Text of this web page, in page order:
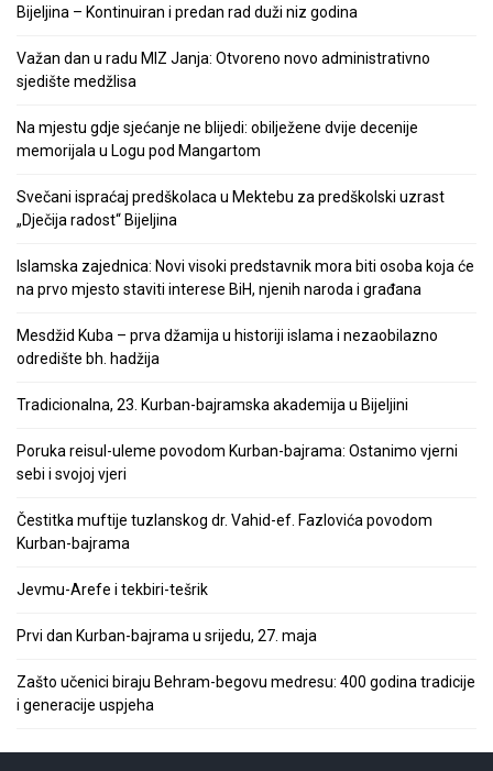
Bijeljina – Kontinuiran i predan rad duži niz godina
Važan dan u radu MIZ Janja: Otvoreno novo administrativno
sjedište medžlisa
Na mjestu gdje sjećanje ne blijedi: obilježene dvije decenije
memorijala u Logu pod Mangartom
Svečani ispraćaj predškolaca u Mektebu za predškolski uzrast
„Dječija radost“ Bijeljina
Islamska zajednica: Novi visoki predstavnik mora biti osoba koja će
na prvo mjesto staviti interese BiH, njenih naroda i građana
Mesdžid Kuba – prva džamija u historiji islama i nezaobilazno
odredište bh. hadžija
Tradicionalna, 23. Kurban-bajramska akademija u Bijeljini
Poruka reisul-uleme povodom Kurban-bajrama: Ostanimo vjerni
sebi i svojoj vjeri
Čestitka muftije tuzlanskog dr. Vahid-ef. Fazlovića povodom
Kurban-bajrama
Jevmu-Arefe i tekbiri-tešrik
Prvi dan Kurban-bajrama u srijedu, 27. maja
Zašto učenici biraju Behram-begovu medresu: 400 godina tradicije
i generacije uspjeha